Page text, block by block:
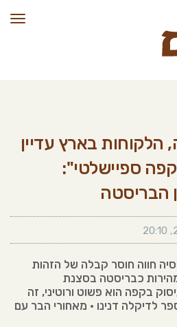
הלקוחות בארץ עדיין
ספיישלטי":
הבריסטה
,
20:10
חווה חוסר קבלה של הזהות
כבריסטה בסצנת
בקפה הוא פשוט ורוטיני, זה
לדיקלה דנינו • מאחורי הבר עם